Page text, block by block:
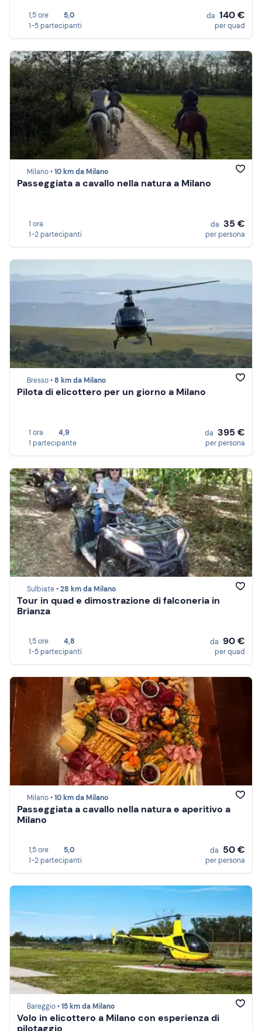
1,5 ore
5,0
1-5 partecipanti
da 140 €
per quad
Milano •10 km da Milano
Passeggiata a cavallo nella natura a Milano
1 ora
1-2 partecipanti
da 35 €
per persona
Bresso •8 km da Milano
Pilota di elicottero per un giorno a Milano
1 ora
4,9
1 partecipante
da 395 €
per persona
Sulbiate •28 km da Milano
Tour in quad e dimostrazione di falconeria in
Brianza
1,5 ore
4,8
1-5 partecipanti
da 90 €
per quad
Milano •10 km da Milano
Passeggiata a cavallo nella natura e aperitivo a
Milano
1,5 ore
5,0
1-2 partecipanti
da 50 €
per persona
Bareggio •15 km da Milano
Volo in elicottero a Milano con esperienza di